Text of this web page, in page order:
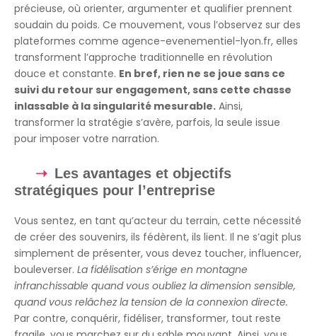
précieuse, où orienter, argumenter et qualifier prennent
soudain du poids. Ce mouvement, vous l’observez sur des
plateformes comme agence-evenementiel-lyon.fr, elles
transforment l’approche traditionnelle en révolution
douce et constante. En bref, rien ne se joue sans ce
suivi du retour sur engagement, sans cette chasse
inlassable à la singularité mesurable. Ainsi,
transformer la stratégie s’avère, parfois, la seule issue
pour imposer votre narration.
Les avantages et objectifs
stratégiques pour l’entreprise
Vous sentez, en tant qu’acteur du terrain, cette nécessité
de créer des souvenirs, ils fédèrent, ils lient. Il ne s’agit plus
simplement de présenter, vous devez toucher, influencer,
bouleverser. La fidélisation s’érige en montagne
infranchissable quand vous oubliez la dimension sensible,
quand vous relâchez la tension de la connexion directe.
Par contre, conquérir, fidéliser, transformer, tout reste